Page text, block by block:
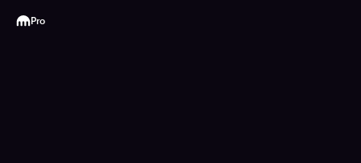
Kraken
Pro